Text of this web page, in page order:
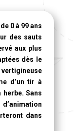
0 à 99 ans
des sauts
aux plus
dès le
d’un tir à
herbe. Sans
dans